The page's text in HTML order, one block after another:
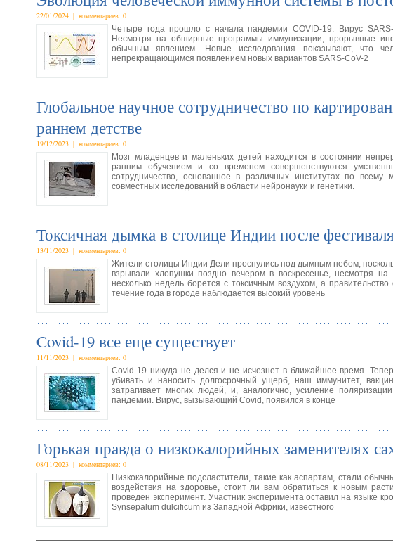
22/01/2024 | комментариев: 0
Четыре года прошло с начала пандемии COVID-19. Вирус
Несмотря на обширные программы иммунизации, прорывные
обычным явлением. Новые исследования показывают, что
непрекращающимся появлением новых вариантов SARS-CoV-2
Глобальное научное сотрудничество по
раннем детстве
19/12/2023 | комментариев: 0
Мозг младенцев и маленьких детей находится в состоянии
ранним обучением и со временем совершенствуются
сотрудничество, основанное в различных институтах по
совместных исследований в области нейронауки и генетики.
Токсичная дымка в столице Индии после
13/11/2023 | комментариев: 0
Жители столицы Индии Дели проснулись под дымным небом,
взрывали хлопушки поздно вечером в воскресенье, несмотря
несколько недель борется с токсичным воздухом, а
течение года в городе наблюдается высокий уровень
Covid-19 все еще существует
11/11/2023 | комментариев: 0
Covid-19 никуда не делся и не исчезнет в ближайшее время.
убивать и наносить долгосрочный ущерб, наш иммунитет,
затрагивает многих людей, и, аналогично, усиление
пандемии. Вирус, вызывающий Covid, появился в конце
Горькая правда о низкокалорийных заменителях
08/11/2023 | комментариев: 0
Низкокалорийные подсластители, такие как аспартам, стали
воздействия на здоровье, стоит ли вам обратиться к новым
проведен эксперимент. Участник эксперимента оставил на языке
Synsepalum dulcificum из Западной Африки, известного